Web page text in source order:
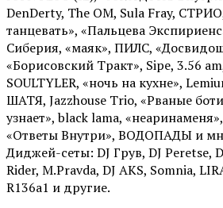
DenDerty, The OM, Sula Fray,
танцевать», «Пальцева
Сиберия, «маяк», ПИЛС,
«Борисовский Тракт», Sipe, 3.56
SOULTYLER, «ночь на кухне»,
ШАТЯ, Jazzhouse Trio, «Рваные
узнает», black lama,
«Ответы Внутри», ВОДОПАДЫ и
Диджей-сеты: DJ Грув, DJ Peretse,
Rider, М.Pravda, DJ AKS, Somnia,
R136a1 и другие.